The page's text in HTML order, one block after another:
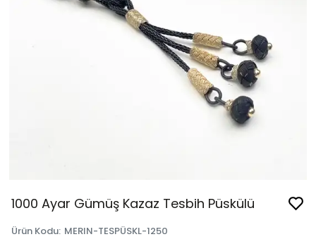
1000 Ayar Gümüş Kazaz Tesbih Püskülü
Ürün Kodu: MERIN-TESPÜSKL-1250